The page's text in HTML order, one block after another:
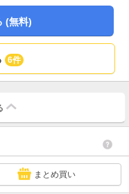
(無料)
6件
まとめ買い